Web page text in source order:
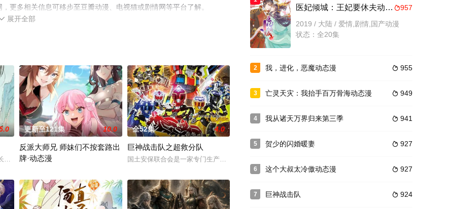
更多相关信息可移步至豆瓣动漫、电视猫或剧情网等平台了解。
展开全部
年3月24日在“Anime Japan 2019”公布了
生为了逆天改命，带着一纸婚书来到神都，与一群少年英雄伙伴并肩，与黑暗势力展开了殊死斗争，同时也
更新至121集 10.0
反派大师兄 师妹们不按套路出
牌·动态漫
林萧穿越后成了青岚宗的反派大师兄！只要按照原著剧情走，当个恶心人的反派，便能成仙飞升！无奈之下，只能没事戏弄下四师妹，偷一
全52集 4.0
巨神战击队之超救分队
国土安保联合会是一家专门生产重工机械的大型企业，会长宋南湖及其子宋二力投入巨资发明出应用于救灾的
957
医妃倾城：王妃要休夫动态漫
2019 / 大陆 / 爱情,剧情,国产动漫
状态：全20集
2  955
我，进化，恶魔动态漫
3  949
亡灵天灾：我抬手百万骨海动态漫
4  941
我从诸天万界归来第三季
5  927
贺少的闪婚暖妻
6  927
这个大叔太冷傲动态漫
7  924
巨神战击队